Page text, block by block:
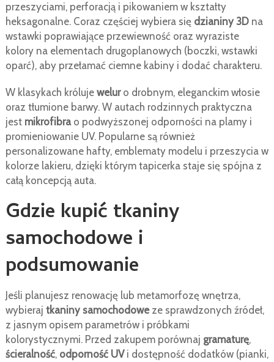
przeszyciami, perforacją i pikowaniem w kształty
heksagonalne. Coraz częściej wybiera się dzianiny 3Dna
wstawki poprawiające przewiewność oraz wyraziste
kolory na elementach drugoplanowych (boczki, wstawki
oparć), aby przełamać ciemne kabiny i dodać charakteru.
W klasykach króluje weluro drobnym, eleganckim włosie
oraz tłumione barwy. W autach rodzinnych praktyczna
jest mikrofibrao podwyższonej odporności na plamy i
promieniowanie UV. Popularne są również
personalizowane hafty, emblematy modelu i przeszycia w
kolorze lakieru, dzięki którym tapicerka staje się spójna z
całą koncepcją auta.
Gdzie kupić tkaniny
samochodowe i
podsumowanie
Jeśli planujesz renowację lub metamorfozę wnętrza,
wybieraj tkaniny samochodoweze sprawdzonych źródeł,
z jasnym opisem parametrów i próbkami
kolorystycznymi. Przed zakupem porównaj gramaturę,
ścieralność, odporność UVi dostępność dodatków (pianki,